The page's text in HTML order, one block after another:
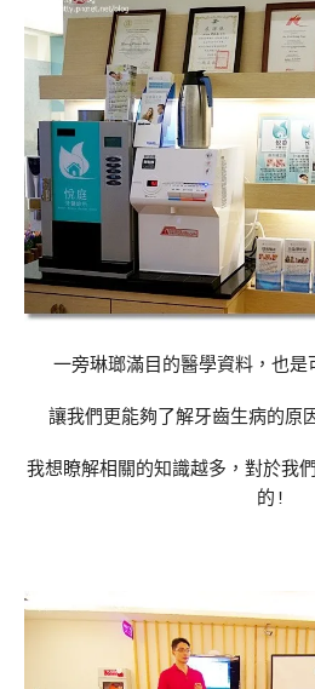
一旁琳瑯滿目的醫學資料，也是
讓我們更能夠了解牙齒生病的原
我想瞭解相關的知識越多，對於我
的!